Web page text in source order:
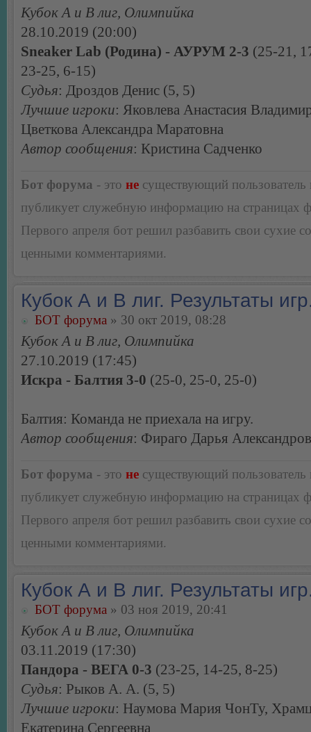
Кубок А и В лиг, Олимпийка
28.10.2019 (20:00)
Sneaker Lab (Родина) - АУРУМ 2-3 (25-21,
23-25, 6-15)
Судья: Дроздов Денис (5, 5)
Лучшие игроки: Яковлева Анастасия
Цветкова Александра Маратовна
Автор сообщения: Кристина Садченко
Бот форума - это не существующий пользователь
публикует служебную информацию на страницах
Первого апреля бот решил разбавить свои сухие
ценными комментариями.
Кубок А и В лиг. Результаты
БОТ форума » 30 окт 2019, 08:28
Кубок А и В лиг, Олимпийка
27.10.2019 (17:45)
Искра - Балтия 3-0 (25-0, 25-0, 25-0)
Балтия: Команда не приехала на игру.
Автор сообщения: Фираго Дарья
Бот форума - это не существующий пользователь
публикует служебную информацию на страницах
Первого апреля бот решил разбавить свои сухие
ценными комментариями.
Кубок А и В лиг. Результаты
БОТ форума » 03 ноя 2019, 20:41
Кубок А и В лиг, Олимпийка
03.11.2019 (17:30)
Пандора - ВЕГА 0-3 (23-25, 14-25, 8-25)
Судья: Рыков А. А. (5, 5)
Лучшие игроки: Наумова Мария ЧонТу,
Екатерина Сергеевна